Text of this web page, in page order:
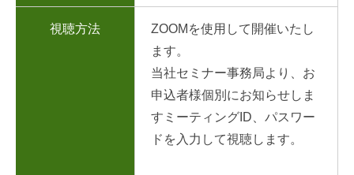
視聴方法
ZOOMを使用して開催いたし
ます。
当社セミナー事務局より、お
申込者様個別にお知らせしま
すミーティングID、パスワー
ドを入力して視聴します。